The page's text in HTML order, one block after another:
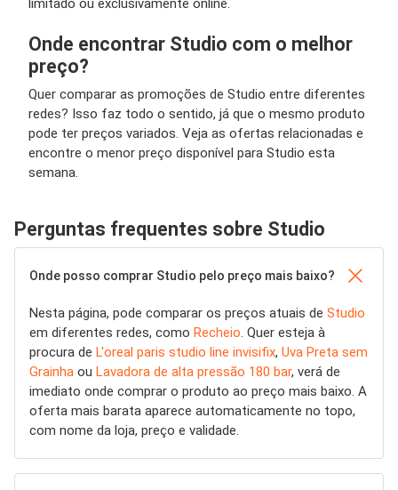
limitado ou exclusivamente online.
Onde encontrar Studio com o melhor
preço?
Quer comparar as promoções de Studio entre diferentes
redes? Isso faz todo o sentido, já que o mesmo produto
pode ter preços variados. Veja as ofertas relacionadas e
encontre o menor preço disponível para Studio esta
semana.
Perguntas frequentes sobre Studio
Onde posso comprar Studio pelo preço mais baixo?
Nesta página, pode comparar os preços atuais de Studio
em diferentes redes, como Recheio. Quer esteja à
procura de L'oreal paris studio line invisifix, Uva Preta sem
Grainha ou Lavadora de alta pressão 180 bar, verá de
imediato onde comprar o produto ao preço mais baixo. A
oferta mais barata aparece automaticamente no topo,
com nome da loja, preço e validade.